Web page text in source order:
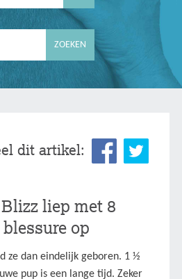
dit artikel:
liep met 8
op
ze dan eindelijk geboren. 1 ½
pup is een lange tijd. Zeker